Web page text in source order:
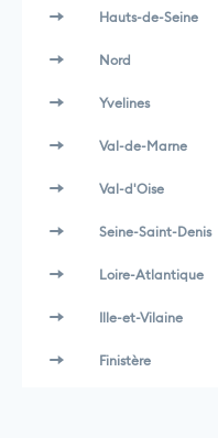
Hauts-de-Seine
Nord
Yvelines
Val-de-Marne
Val-d'Oise
Seine-Saint-Denis
Loire-Atlantique
Ille-et-Vilaine
Finistère